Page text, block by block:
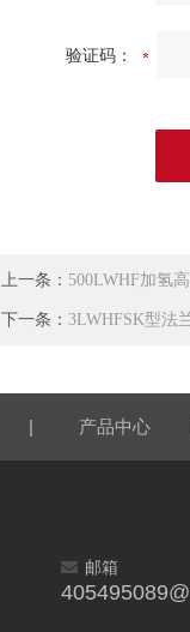
验证码：
上一条： 500LWHF加氢
下一条：3LWHFSK型法
| 产品中心
邮箱